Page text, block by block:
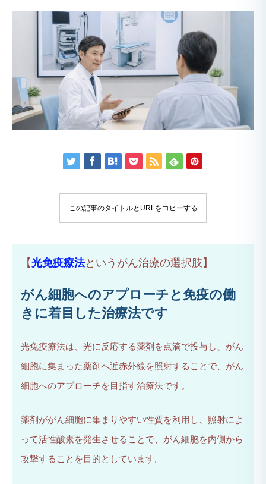
この記事のタイトルとURLをコピーする
【光免疫療法というがん治療の選択肢】
がん細胞へのアプローチと免疫の働
きに着目した治療法です
光免疫療法は、光に反応する薬剤を点滴で投与し、がん
細胞に集まった薬剤へ近赤外線を照射することで、がん
細胞へのアプローチを目指す治療法です。
薬剤ががん細胞に集まりやすい性質を利用し、照射によ
って活性酸素を発生させることで、がん細胞を内側から
攻撃することを目的としています。